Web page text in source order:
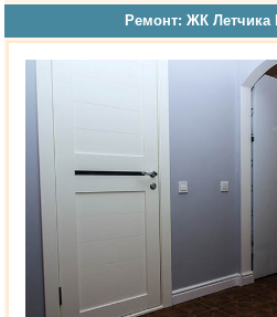
Ремонт: ЖК Летчика